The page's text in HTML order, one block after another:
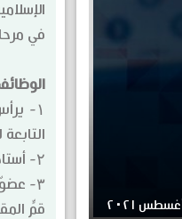
في
۱-
۲- أستاذٌ في الحوزة العلميّة في قمٍّ المقدّسة.
۳-
قمٍّ